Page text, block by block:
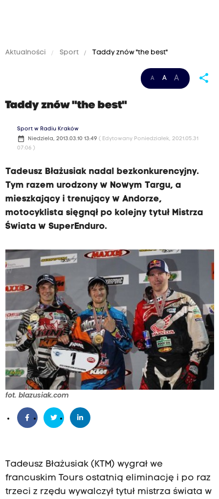
Aktualności Sport Taddy znów "the best"
A A A share
Taddy znów "the best"
Sport w Radiu Kraków
date_range Niedziela, 2013.03.10 13:49 ( Edytowany Poniedziałek, 2021.05.31
07:06 )
Tadeusz Błażusiak nadal bezkonkurencyjny.
Tym razem urodzony w Nowym Targu, a
mieszkający i trenujący w Andorze,
motocyklista sięgnął po kolejny tytuł Mistrza
Świata w SuperEnduro.
fot. blazusiak.com
Tadeusz Błażusiak (KTM) wygrał we
francuskim Tours ostatnią eliminację i po raz
trzeci z rzędu wywalczył tytuł mistrza świata w